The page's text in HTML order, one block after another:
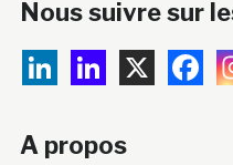
Nous suivre sur
A propos